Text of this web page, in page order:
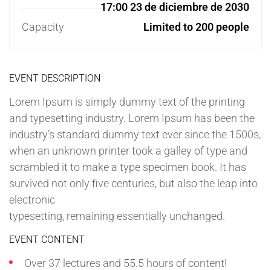
17:00 23 de diciembre de 2030
Capacity
Limited to 200 people
EVENT DESCRIPTION
Lorem Ipsum is simply dummy text of the printing
and typesetting industry. Lorem Ipsum has been the
industry’s standard dummy text ever since the 1500s,
when an unknown printer took a galley of type and
scrambled it to make a type specimen book. It has
survived not only five centuries, but also the leap into
electronic
typesetting, remaining essentially unchanged.
EVENT CONTENT
Over 37 lectures and 55.5 hours of content!